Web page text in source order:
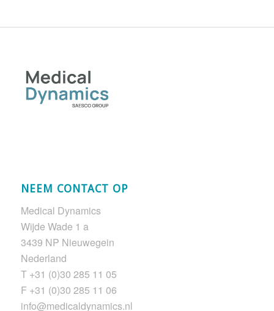
NEEM CONTACT OP
Medical Dynamics
Wijde Wade 1 a
3439 NP Nieuwegein
Nederland
T +31 (0)30 285 11 05
F +31 (0)30 285 11 06
info@medicaldynamics.nl